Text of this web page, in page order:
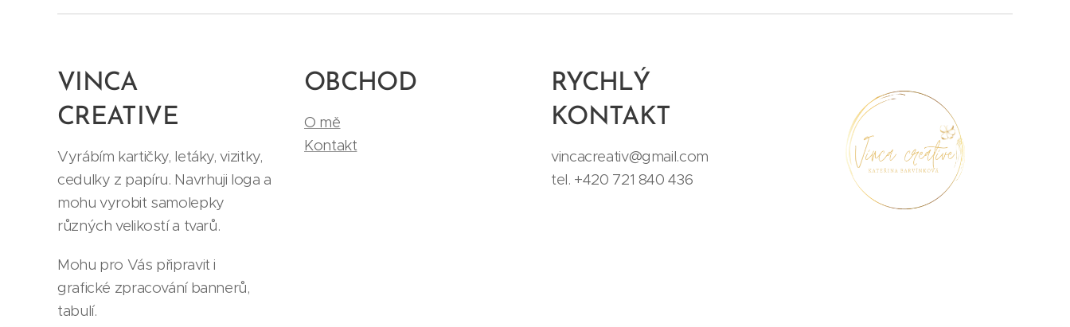
VINCA
CREATIVE
Vyrábím kartičky, letáky, vizitky,
cedulky z papíru. Navrhuji loga a
mohu vyrobit samolepky
různých velikostí a tvarů.
Mohu pro Vás připravit i
grafické zpracování bannerů,
tabulí.
OBCHOD
O mě
Kontakt
RYCHLÝ
KONTAKT
vincacreativ@gmail.com
tel. +420 721 840 436